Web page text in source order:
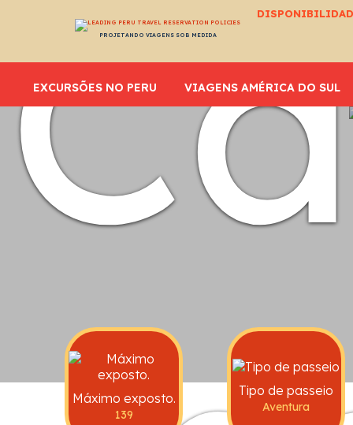
PROJETANDO VIAGENS SOB MEDIDA
EXCURSÕES NO PERU VIAGENS AMÉRICA DO SUL
Máximo exposto.
139
Tipo de passeio
Aventura